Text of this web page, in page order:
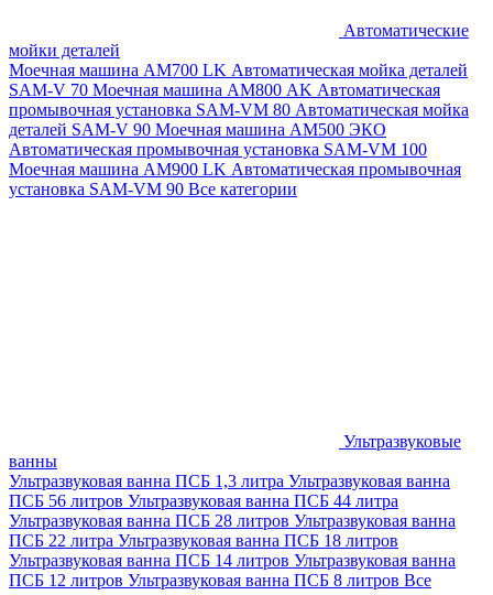
Автоматические
мойки деталей
Моечная машина AM700 LK Автоматическая мойка деталей
SAM-V 70 Моечная машина АМ800 AK Автоматическая
промывочная установка SAM-VM 80 Автоматическая мойка
деталей SAM-V 90 Моечная машина АМ500 ЭКО
Автоматическая промывочная установка SAM-VM 100
Моечная машина AM900 LK Автоматическая промывочная
установка SAM-VM 90 Все категории
Ультразвуковые
ванны
Ультразвуковая ванна ПСБ 1,3 литра Ультразвуковая ванна
ПСБ 56 литров Ультразвуковая ванна ПСБ 44 литра
Ультразвуковая ванна ПСБ 28 литров Ультразвуковая ванна
ПСБ 22 литра Ультразвуковая ванна ПСБ 18 литров
Ультразвуковая ванна ПСБ 14 литров Ультразвуковая ванна
ПСБ 12 литров Ультразвуковая ванна ПСБ 8 литров Все